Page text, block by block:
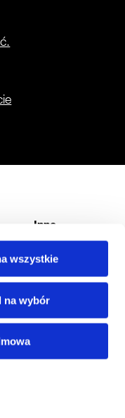
wszystkie
na wybór
Inne
Usługi